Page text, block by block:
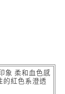
象 柔和血色感
的紅色系澄透